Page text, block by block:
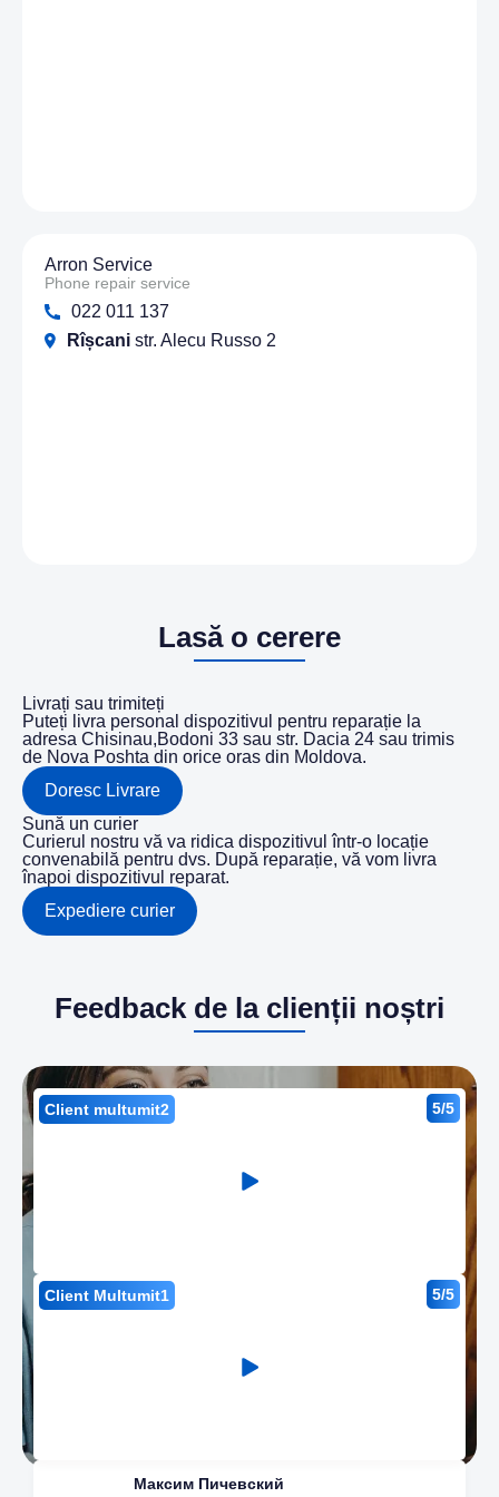
Arron Service
Phone repair service
022 011 137
Rîșcani str. Alecu Russo 2
Lasă o cerere
Livrați sau trimiteți
Puteți livra personal dispozitivul pentru reparație la
adresa Chisinau,Bodoni 33 sau str. Dacia 24 sau trimis
de Nova Poshta din orice oras din Moldova.
Doresc Livrare
Sună un curier
Curierul nostru vă va ridica dispozitivul într-o locație
convenabilă pentru dvs. După reparație, vă vom livra
înapoi dispozitivul reparat.
Expediere curier
Feedback de la clienții noștri
Client multumit2 5/5
Client Multumit1 5/5
Максим Пичевский